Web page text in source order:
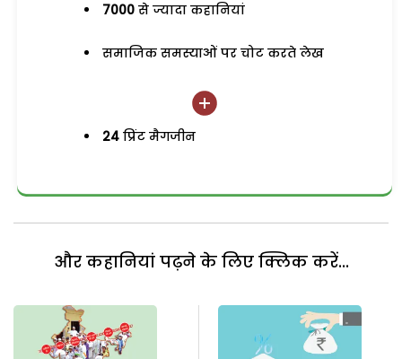
7000 से ज्यादा कहानियां
समाजिक समस्याओं पर चोट करते लेख
24 प्रिंट मैगजीन
और कहानियां पढ़ने के लिए क्लिक करें...